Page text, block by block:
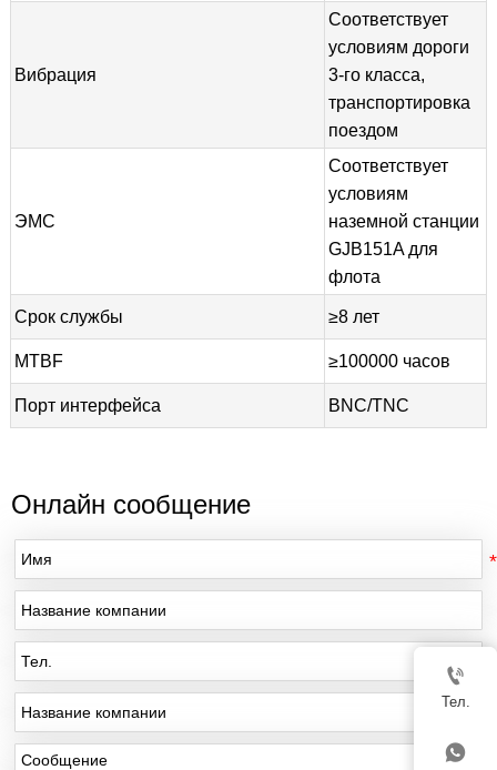
Вибрация
Соответствует
условиям дороги
3-го класса,
транспортировка
поездом
ЭМС
Соответствует
условиям
наземной станции
GJB151A для
флота
Срок службы ≥8 лет
MTBF ≥100000 часов
Порт интерфейса BNC/TNC
Онлайн сообщение

Тел.
